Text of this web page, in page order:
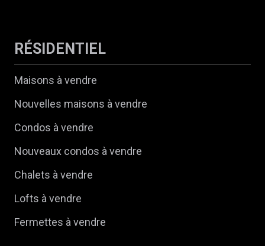
RÉSIDENTIEL
Maisons à vendre
Nouvelles maisons à vendre
Condos à vendre
Nouveaux condos à vendre
Chalets à vendre
Lofts à vendre
Fermettes à vendre